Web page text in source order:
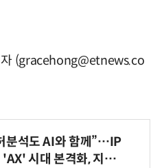
자 (gracehong@etnews.co
분석도 AI와 함께”…IP
'AX' 시대 본격화, 지식